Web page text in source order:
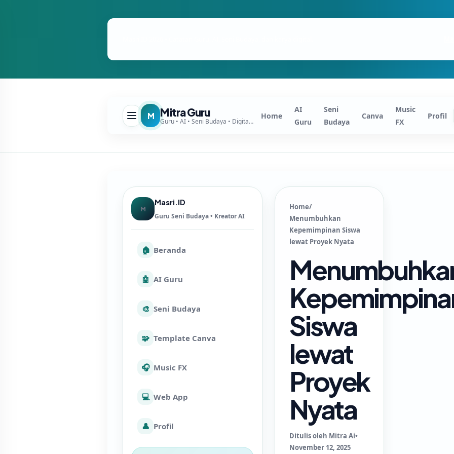
M Mitra Guru
Guru • AI • Seni Budaya • Digital Creator
Home
AI
Guru
Seni
Budaya
Canva
Music
FX
Profil
M
Masri.ID
Guru Seni Budaya • Kreator AI
🏠 Beranda
🤖 AI Guru
🎨 Seni Budaya
🧩 Template Canva
🎧 Music FX
💻 Web App
👤 Profil
Home/
Menumbuhkan
Kepemimpinan Siswa
lewat Proyek Nyata
Siswa
lewat
Proyek
Nyata
Ditulis oleh Mitra Ai•
November 12, 2025